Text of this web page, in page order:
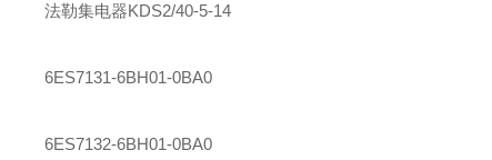
法勒集电器KDS2/40-5-14
6ES7131-6BH01-0BA0
6ES7132-6BH01-0BA0